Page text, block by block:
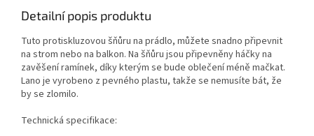
Detailní popis produktu
Tuto protiskluzovou šňůru na prádlo, můžete snadno připevnit
na strom nebo na balkon. Na šňůru jsou připevněny háčky na
zavěšení ramínek, díky kterým se bude oblečení méně mačkat.
Lano je vyrobeno z pevného plastu, takže se nemusíte bát, že
by se zlomilo.
Technická specifikace: